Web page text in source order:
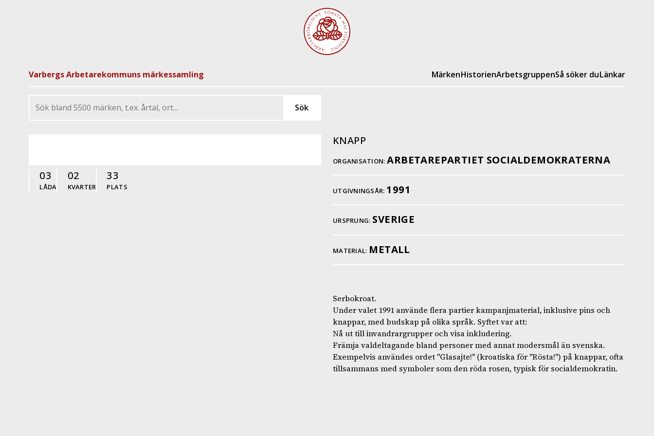
Varbergs Arbetarekommuns märkessamling MärkenHistorienArbetsgruppenSå söker duLänkar
03
LÅDA
02
KVARTER
33
PLATS
KNAPP
ORGANISATION: ARBETAREPARTIET SOCIALDEMOKRATERNA
UTGIVNINGSÅR: 1991
URSPRUNG: SVERIGE
MATERIAL: METALL
Serbokroat.
Under valet 1991 använde flera partier kampanjmaterial, inklusive pins och
knappar, med budskap på olika språk. Syftet var att:
Nå ut till invandrargrupper och visa inkludering.
Främja valdeltagande bland personer med annat modersmål än svenska.
Exempelvis användes ordet "Glasajte!" (kroatiska för "Rösta!") på knappar, ofta
tillsammans med symboler som den röda rosen, typisk för socialdemokratin.